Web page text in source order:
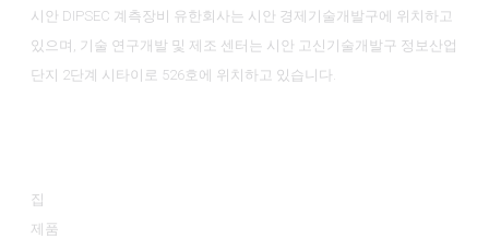
시안 DIPSEC 계측장비 유한회사는 시안 경제기술개발구에 위치하고
있으며, 기술 연구개발 및 제조 센터는 시안 고신기술개발구 정보산업
단지 2단계 시타이로 526호에 위치하고 있습니다.
집
제품